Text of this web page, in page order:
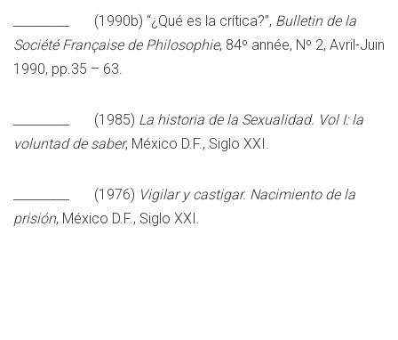
_________ (1990b) “¿Qué es la crítica?”, Bulletin de la
Société Française de Philosophie, 84º année, Nº 2, Avril-Juin
1990, pp.35 – 63.
_________ (1985) La historia de la Sexualidad. Vol I: la
voluntad de saber, México D.F., Siglo XXI.
_________ (1976) Vigilar y castigar. Nacimiento de la
prisión, México D.F., Siglo XXI.